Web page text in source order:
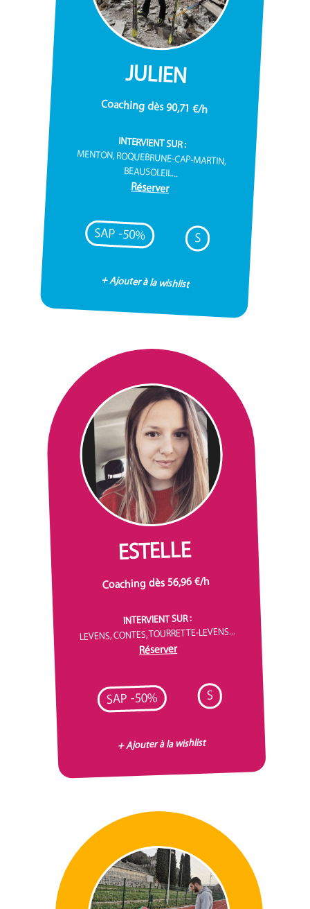
JULIEN
Coaching dès 90,71 €/h
INTERVIENT SUR :
MENTON, ROQUEBRUNE-CAP-MARTIN,
BEAUSOLEIL...
Réserver
SAP -50% S
+ Ajouter à la wishlist
ESTELLE
Coaching dès 56,96 €/h
INTERVIENT SUR :
LEVENS, CONTES, TOURRETTE-LEVENS...
Réserver
SAP -50% S
+ Ajouter à la wishlist